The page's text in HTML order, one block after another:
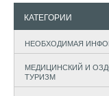
КАТЕГОРИИ
НЕОБХОДИМАЯ
МЕДИЦИНСКИЙ И
ТУРИЗМ